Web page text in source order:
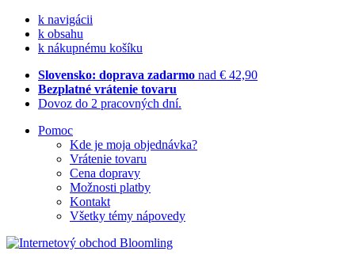
k navigácii
k obsahu
k nákupnému košíku
Slovensko: doprava zadarmo nad € 42,90
Bezplatné vrátenie tovaru
Dovoz do 2 pracovných dní.
Pomoc
Kde je moja objednávka?
Vrátenie tovaru
Cena dopravy
Možnosti platby
Kontakt
Všetky témy nápovedy